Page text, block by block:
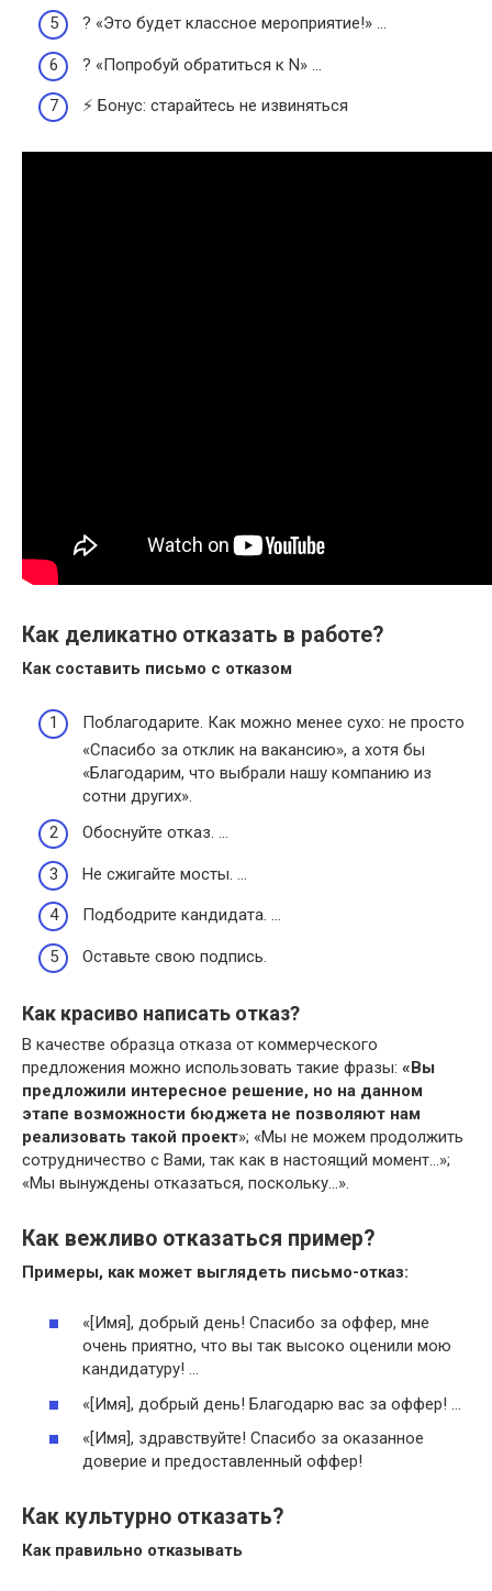
? «Это будет классное мероприятие!» …
? «Попробуй обратиться к N» …
⚡️ Бонус: старайтесь не извиняться
Как деликатно отказать в работе?
Как составить письмо с отказом
Поблагодарите. Как можно менее сухо: не просто
«Спасибо за отклик на вакансию», а хотя бы
«Благодарим, что выбрали нашу компанию из
сотни других».
Обоснуйте отказ. …
Не сжигайте мосты. …
Подбодрите кандидата. …
Оставьте свою подпись.
Как красиво написать отказ?
В качестве образца отказа от коммерческого
предложения можно использовать такие фразы: «Вы
предложили интересное решение, но на данном
этапе возможности бюджета не позволяют нам
реализовать такой проект»; «Мы не можем продолжить
сотрудничество с Вами, так как в настоящий момент…»;
«Мы вынуждены отказаться, поскольку…».
Как вежливо отказаться пример?
Примеры, как может выглядеть письмо-отказ:
«[Имя], добрый день! Спасибо за оффер, мне
очень приятно, что вы так высоко оценили мою
кандидатуру! …
«[Имя], добрый день! Благодарю вас за оффер! …
«[Имя], здравствуйте! Спасибо за оказанное
доверие и предоставленный оффер!
Как культурно отказать?
Как правильно отказывать